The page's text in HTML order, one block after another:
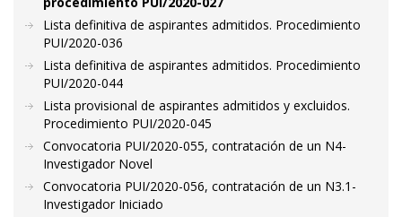
Lista definitiva de aspirantes admitidos. Procedimiento
PUI/2020-036
Lista definitiva de aspirantes admitidos. Procedimiento
PUI/2020-044
Lista provisional de aspirantes admitidos y excluidos.
Procedimiento PUI/2020-045
Convocatoria PUI/2020-055, contratación de un N4-
Investigador Novel
Convocatoria PUI/2020-056, contratación de un N3.1-
Investigador Iniciado